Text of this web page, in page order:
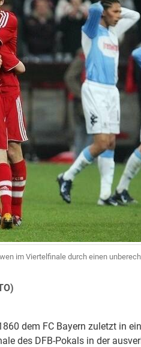
im Viertelfinale durch einen
dem FC Bayern zuletzt in
des DFB-Pokals in der